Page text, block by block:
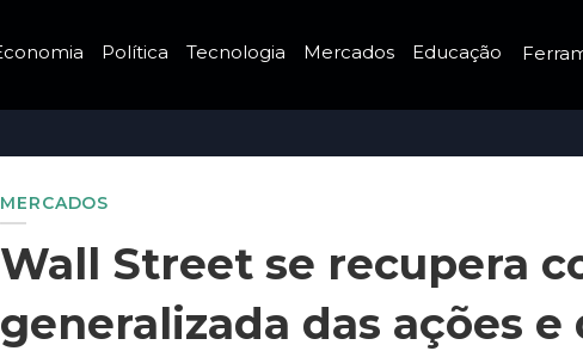
Política Tecnologia Mercados Educação
MERCADOS
Wall Street se recupera
generalizada das ações e